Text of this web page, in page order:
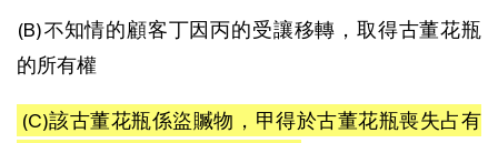
(B)不知情的顧客丁因丙的受讓移轉，取得古董花瓶
的所有權
(C)該古董花瓶係盜贓物，甲得於古董花瓶喪失占有